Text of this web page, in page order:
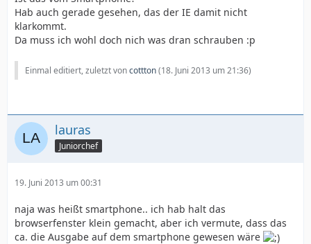
Hab auch gerade gesehen, das der IE damit nicht
klarkommt.
Da muss ich wohl doch nich was dran schrauben :p
Einmal editiert, zuletzt voncottton(18. Juni 2013 um 21:36)
lauras
Juniorchef
19. Juni 2013 um 00:31
naja was heißt smartphone.. ich hab halt das
browserfenster klein gemacht, aber ich vermute, dass das
ca. die Ausgabe auf dem smartphone gewesen wäre